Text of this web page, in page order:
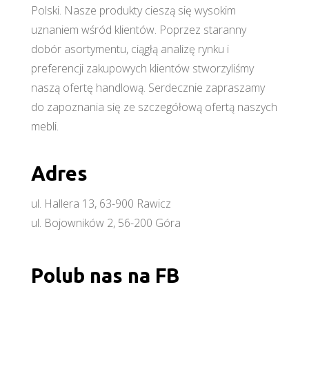
Polski. Nasze produkty cieszą się wysokim
uznaniem wśród klientów. Poprzez staranny
dobór asortymentu, ciągłą analizę rynku i
preferencji zakupowych klientów stworzyliśmy
naszą ofertę handlową. Serdecznie zapraszamy
do zapoznania się ze szczegółową ofertą naszych
mebli.
Adres
ul. Hallera 13, 63-900 Rawicz
ul. Bojowników 2, 56-200 Góra
Polub nas na FB